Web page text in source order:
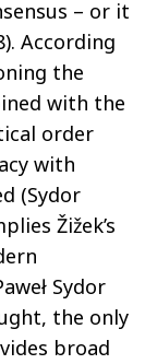
– or it
According
the
with the
order
with
(Sydor
Žižek’s
Sydor
the only
broad